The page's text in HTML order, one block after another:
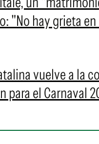
"No hay grieta
vuelve a la
para el Carnaval